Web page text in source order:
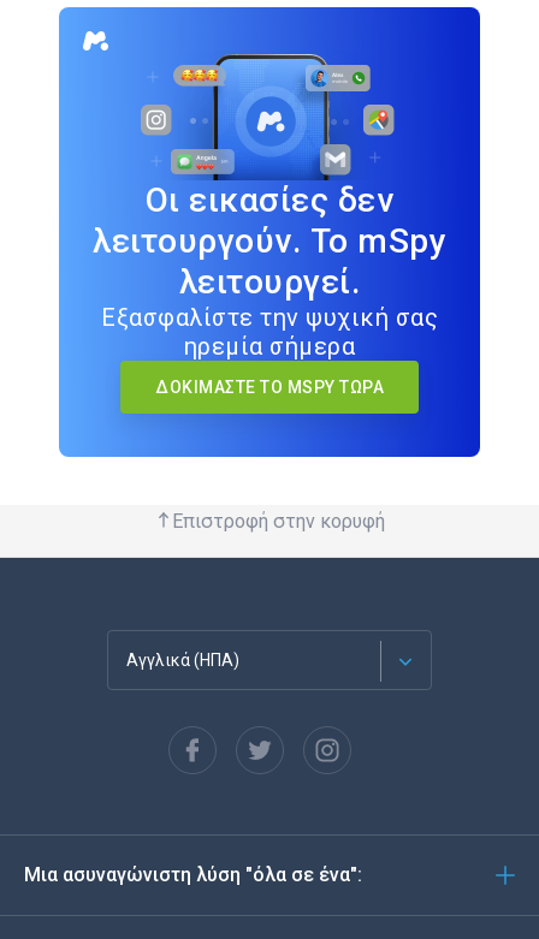
Οι εικασίες δεν
λειτουργούν. Το mSpy
λειτουργεί.
Εξασφαλίστε την ψυχική σας
ηρεμία σήμερα
ΔΟΚΙΜΆΣΤΕ ΤΟ MSPY ΤΏΡΑ
Επιστροφή στην κορυφή
Αγγλικά (ΗΠΑ)
Español
Deutsch
Μια ασυναγώνιστη λύση "όλα σε ένα":